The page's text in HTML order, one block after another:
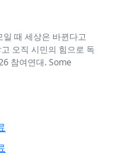
때 세상은 바뀐다고
오직 시민의 힘으로 독
참여연대. Some